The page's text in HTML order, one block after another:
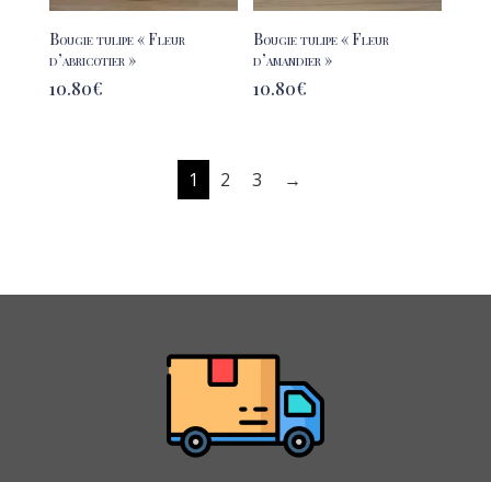
Bougie tulipe « Fleur
d’abricotier »
10.80€
Bougie tulipe « Fleur
d’amandier »
10.80€
1 2 3 →